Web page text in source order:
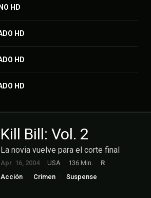
HD
HD
HD
HD
Kill Bill: Vol. 2
La novia vuelve para el corte final
Apr. 16, 2004 USA 136 Min.
R
Acción
Crimen Suspense